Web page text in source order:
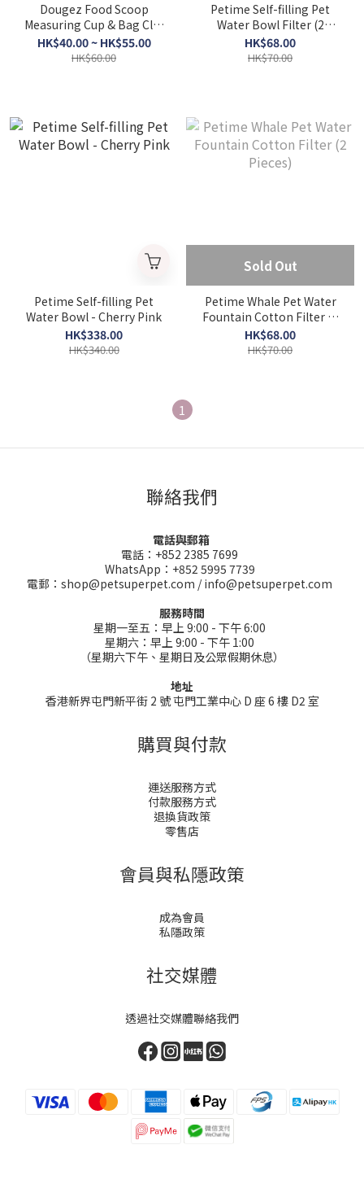
Dougez Food Scoop
Measuring Cup & Bag Clip
[3 Capacity]
HK$40.00 ~ HK$55.00
HK$60.00
Petime Self-filling Pet
Water Bowl Filter (2
packs)
HK$68.00
HK$70.00
Petime Self-filling Pet
Water Bowl - Cherry Pink
HK$338.00
HK$340.00
Sold Out
Petime Whale Pet Water
Fountain Cotton Filter (2
Pieces)
HK$68.00
HK$70.00
1
聯絡我們
電話與郵箱
電話：+852 2385 7699
WhatsApp：+852 5995 7739
電郵：shop@petsuperpet.com / info@petsuperpet.com
服務時間
星期一至五：早上 9:00 - 下午 6:00
星期六：早上 9:00 - 下午 1:00
（星期六下午、星期日及公眾假期休息）
地址
香港新界屯門新平街 2 號 屯門工業中心 D 座 6 樓 D2 室
購買與付款
運送服務方式
付款服務方式
退換貨政策
零售店
會員與私隱政策
成為會員
私隱政策
社交媒體
透過社交媒體聯絡我們